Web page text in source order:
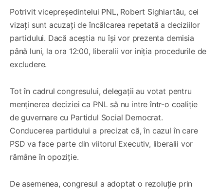
Potrivit vicepreședintelui PNL, Robert Sighiartău, cei
vizați sunt acuzați de încălcarea repetată a deciziilor
partidului. Dacă aceștia nu își vor prezenta demisia
până luni, la ora 12:00, liberalii vor iniția procedurile de
excludere.
Tot în cadrul congresului, delegații au votat pentru
menținerea deciziei ca PNL să nu intre într-o coaliție
de guvernare cu Partidul Social Democrat.
Conducerea partidului a precizat că, în cazul în care
PSD va face parte din viitorul Executiv, liberalii vor
rămâne în opoziție.
De asemenea, congresul a adoptat o rezoluție prin